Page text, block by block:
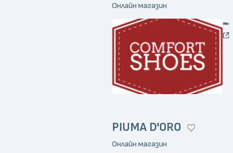
Онлайн магазин
PIUMA D'ORO
Онлайн магазин